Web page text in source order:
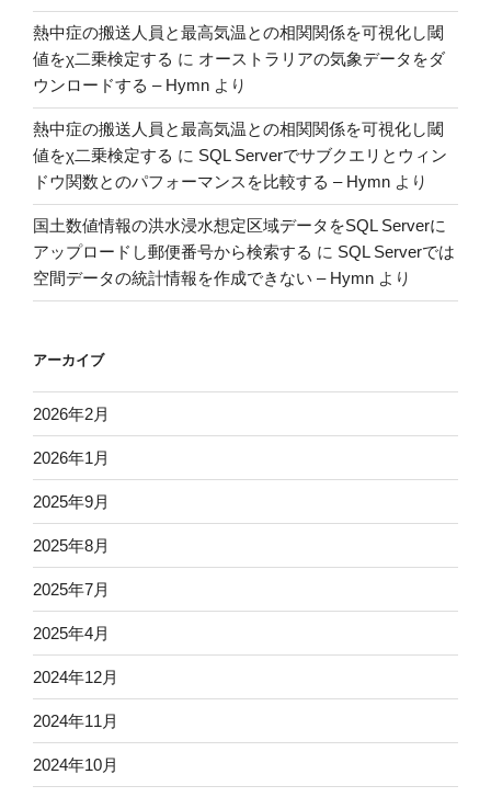
に
復
元
す
る”
の
熱中症の搬送人員と最高気温との相関関係を可視化し閾
値をχ二乗検定する に オーストラリアの気象データをダ
ウンロードする – Hymn より
熱中症の搬送人員と最高気温との相関関係を可視化し閾
値をχ二乗検定する に SQL Serverでサブクエリとウィン
ドウ関数とのパフォーマンスを比較する – Hymn より
国土数値情報の洪水浸水想定区域データをSQL Serverに
アップロードし郵便番号から検索する に SQL Serverでは
空間データの統計情報を作成できない – Hymn より
アーカイブ
2026年2月
2026年1月
2025年9月
2025年8月
2025年7月
2025年4月
2024年12月
2024年11月
2024年10月